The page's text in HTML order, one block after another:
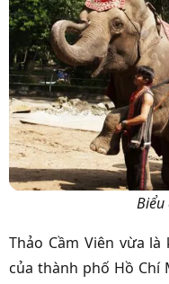
Biểu
Thảo Cầm Viên vừa
của thành phố Hồ Chí